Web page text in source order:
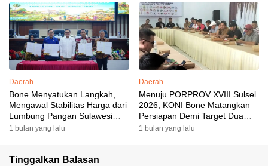
Targetkan Venue dan
Akomodasi Rampung
Daerah
Bone Menyatukan Langkah,
Mengawal Stabilitas Harga dari
Lumbung Pangan Sulawesi
Selatan
1 bulan yang lalu
Daerah
Menuju PORPROV XVIII Sulsel
2026, KONI Bone Matangkan
Persiapan Demi Target Dua
Besar
1 bulan yang lalu
Tinggalkan Balasan